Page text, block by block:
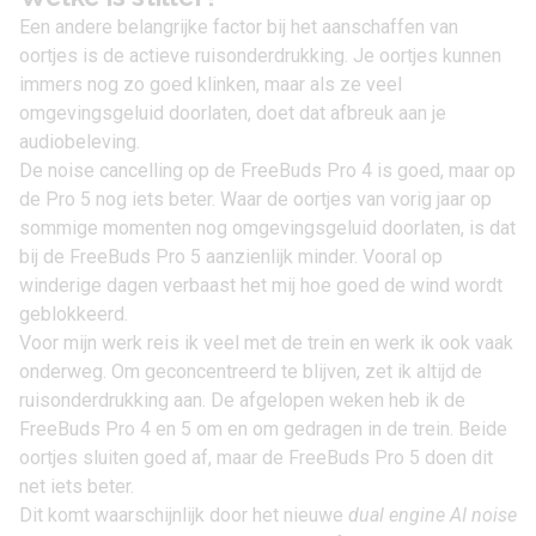
Een andere belangrijke factor bij het aanschaffen van
oortjes is de actieve ruisonderdrukking. Je oortjes kunnen
immers nog zo goed klinken, maar als ze veel
omgevingsgeluid doorlaten, doet dat afbreuk aan je
audiobeleving.
De noise cancelling op de FreeBuds Pro 4 is goed, maar op
de Pro 5 nog iets beter. Waar de oortjes van vorig jaar op
sommige momenten nog omgevingsgeluid doorlaten, is dat
bij de FreeBuds Pro 5 aanzienlijk minder. Vooral op
winderige dagen verbaast het mij hoe goed de wind wordt
geblokkeerd.
Voor mijn werk reis ik veel met de trein en werk ik ook vaak
onderweg. Om geconcentreerd te blijven, zet ik altijd de
ruisonderdrukking aan. De afgelopen weken heb ik de
FreeBuds Pro 4 en 5 om en om gedragen in de trein. Beide
oortjes sluiten goed af, maar de FreeBuds Pro 5 doen dit
net iets beter.
Dit komt waarschijnlijk door het nieuwe dual engine AI noise